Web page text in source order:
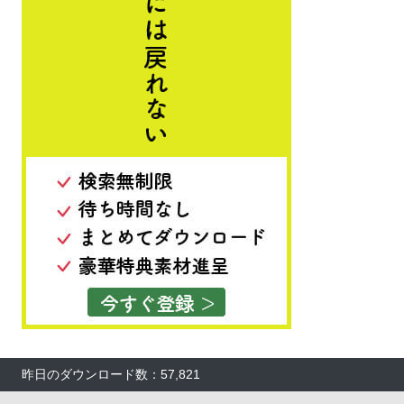
昨日のダウンロード数：57,821